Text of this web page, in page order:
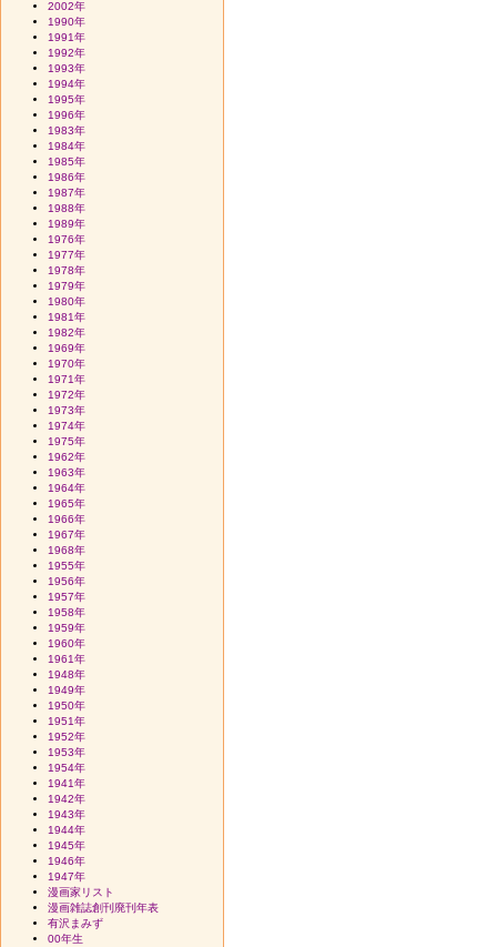
2002年
1990年
1991年
1992年
1993年
1994年
1995年
1996年
1983年
1984年
1985年
1986年
1987年
1988年
1989年
1976年
1977年
1978年
1979年
1980年
1981年
1982年
1969年
1970年
1971年
1972年
1973年
1974年
1975年
1962年
1963年
1964年
1965年
1966年
1967年
1968年
1955年
1956年
1957年
1958年
1959年
1960年
1961年
1948年
1949年
1950年
1951年
1952年
1953年
1954年
1941年
1942年
1943年
1944年
1945年
1946年
1947年
漫画家リスト
漫画雑誌創刊廃刊年表
有沢まみず
00年生